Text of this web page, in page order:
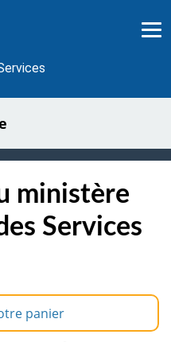
ministère
Services
panier